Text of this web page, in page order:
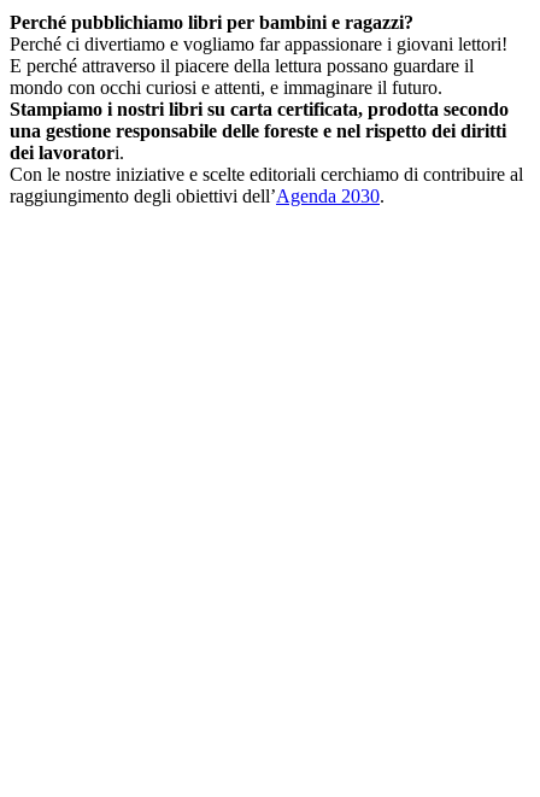
Perché pubblichiamo libri per bambini e ragazzi?
Perché ci divertiamo e vogliamo far appassionare i giovani lettori!
E perché attraverso il piacere della lettura possano guardare il
mondo con occhi curiosi e attenti, e immaginare il futuro.
Stampiamo i nostri libri su carta certificata, prodotta secondo
una gestione responsabile delle foreste e nel rispetto dei diritti
dei lavoratori.
Con le nostre iniziative e scelte editoriali cerchiamo di contribuire al
raggiungimento degli obiettivi dell’Agenda 2030.